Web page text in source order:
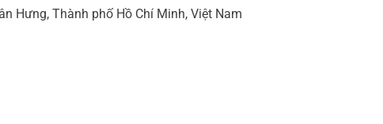
Hưng, Thành phố Hồ Chí Minh, Việt Nam